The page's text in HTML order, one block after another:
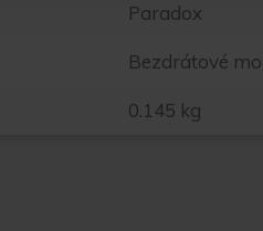
Paradox
Bezdrátové
0.145 kg